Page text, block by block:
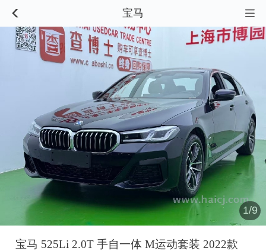
 宝马 
1/9
宝马 525Li 2.0T 手自一体 M运动套装 2022款